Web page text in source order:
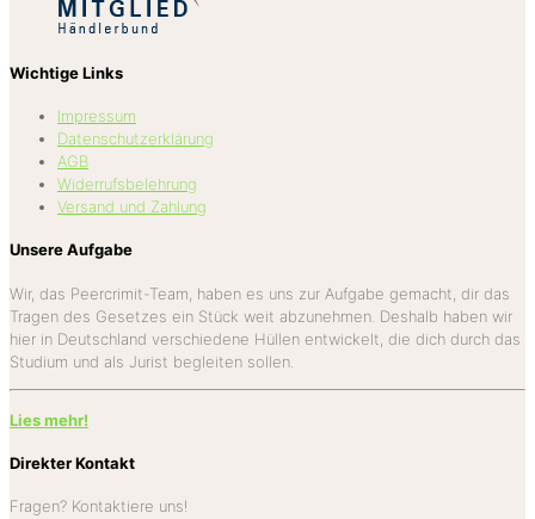
Wichtige Links
Impressum
Datenschutzerklärung
AGB
Widerrufsbelehrung
Versand und Zahlung
Unsere Aufgabe
Wir, das Peercrimit-Team, haben es uns zur Aufgabe gemacht, dir das
Tragen des Gesetzes ein Stück weit abzunehmen. Deshalb haben wir
hier in Deutschland verschiedene Hüllen entwickelt, die dich durch das
Studium und als Jurist begleiten sollen.
Lies mehr!
Direkter Kontakt
Fragen? Kontaktiere uns!